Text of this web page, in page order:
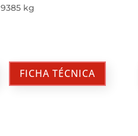
9385 kg
FICHA TÉCNICA